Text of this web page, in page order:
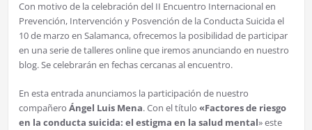
Con motivo de la celebración del II Encuentro Internacional en
Prevención, Intervención y Posvención de la Conducta Suicida el
10 de marzo en Salamanca, ofrecemos la posibilidad de participar
en una serie de talleres online que iremos anunciando en nuestro
blog. Se celebrarán en fechas cercanas al encuentro.
En esta entrada anunciamos la participación de nuestro
compañero Ángel Luis Mena. Con el título «Factores de riesgo
en la conducta suicida: el estigma en la salud mental» este